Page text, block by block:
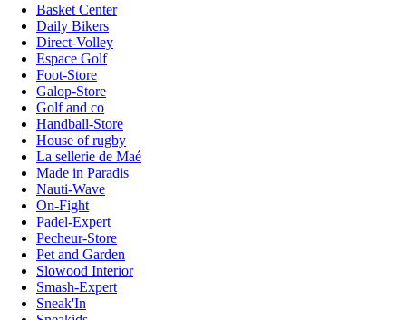
Basket Center
Daily Bikers
Direct-Volley
Espace Golf
Foot-Store
Galop-Store
Golf and co
Handball-Store
House of rugby
La sellerie de Maé
Made in Paradis
Nauti-Wave
On-Fight
Padel-Expert
Pecheur-Store
Pet and Garden
Slowood Interior
Smash-Expert
Sneak'In